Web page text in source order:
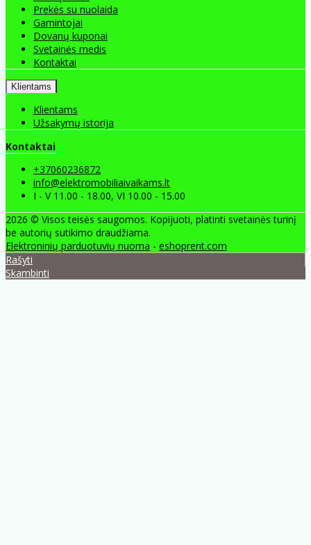
Prekės su nuolaida
Gamintojai
Dovanų kuponai
Svetainės medis
Kontaktai
Klientams
Klientams
Užsakymų istorija
Kontaktai
+37060236872
info@elektromobiliaivaikams.lt
I - V 11.00 - 18.00, VI 10.00 - 15.00
2026 © Visos teisės saugomos. Kopijuoti, platinti svetainės turinį
be autorių sutikimo draudžiama.
Elektroninių parduotuvių nuoma - eshoprent.com
Rašyti
Skambinti